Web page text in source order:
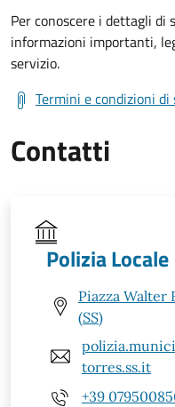
Per conoscere i dettagli di
informazioni importanti,
servizio.
Termini e condizioni di
Contatti
Polizia Locale
Piazza Walter
(SS)
torres.ss.it
+39